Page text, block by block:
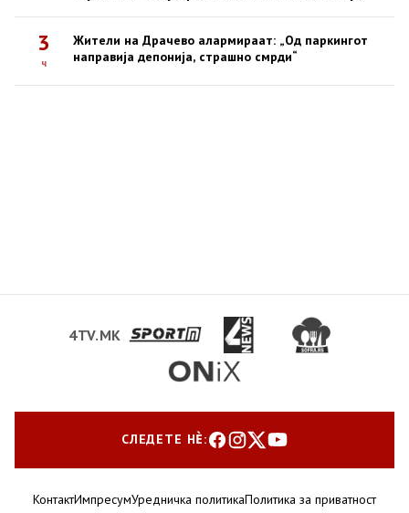
3
ч
Жители на Драчево алармираат: „Од паркингот
направија депонија, страшно смрди“
4TV.MK
СЛЕДЕТЕ НЀ:
КонтактИмпресумУредничка политикаПолитика за приватност